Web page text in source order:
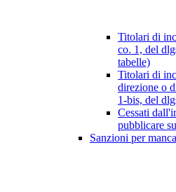
Titolari di
co. 1, del
tabelle)
Titolari di
direzione o
1-bis, del
Cessati
pubblicare
Sanzioni per